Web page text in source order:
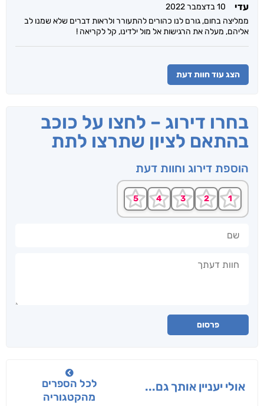
עדי
10 בדצמבר 2022
ממליצה בחום, גורם לנו כהורים להתעורר ולראות דברים שלא שמנו לב
אליהם, מעלה את הרגישות אל מול ילדינו, קל לקריאה !
הצג עוד חוות דעת
בחרו דירוג – לחצו על כוכב
בהתאם לציון שתרצו לתת
הוספת דירוג וחוות דעת
פרסום
אולי יעניין אותך גם...
לכל הספרים
מהקטגוריה